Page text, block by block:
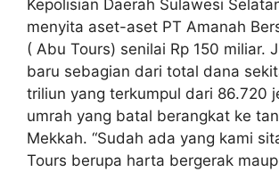
Kepolisian Daerah Sulawesi
menyita aset-aset PT Amanah
( Abu Tours) senilai Rp 150 miliar.
baru sebagian dari total dana
triliun yang terkumpul dari 86.720
umrah yang batal berangkat ke
Mekkah. “Sudah ada yang kami
Tours berupa harta bergerak